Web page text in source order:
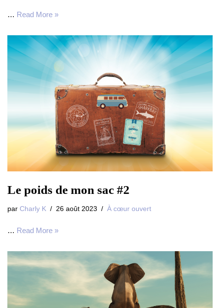
… Read More »
Le poids de mon sac #2
par Charly K 26 août 2023 À cœur ouvert
… Read More »